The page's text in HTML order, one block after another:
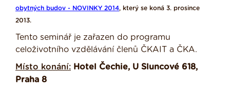
obytných budov - NOVINKY 2014, který se koná 3. prosince
2013.
Tento seminář je zařazen do programu
celoživotního vzdělávání členů ČKAIT a ČKA.
Místo konání: Hotel Čechie, U Sluncové 618,
Praha 8